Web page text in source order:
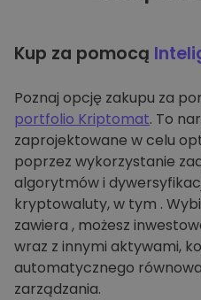
Kup za pomocą
Poznaj opcję zakupu za
portfolio Kriptomat. To
zaprojektowane w celu
poprzez wykorzystanie
algorytmów i
kryptowaluty, w tym .
zawiera , możesz
wraz z innymi aktywami,
automatycznego
zarządzania.